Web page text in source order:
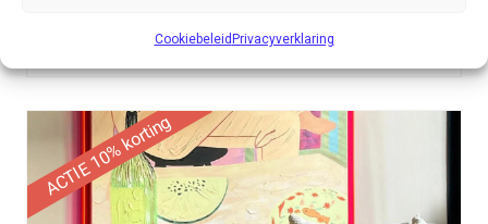
Cookiebeleid Privacyverklaring
ACTIE 10% korting